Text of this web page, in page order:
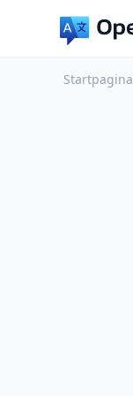
Startpagina